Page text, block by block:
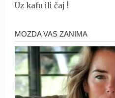
Uz kafu ili čaj !